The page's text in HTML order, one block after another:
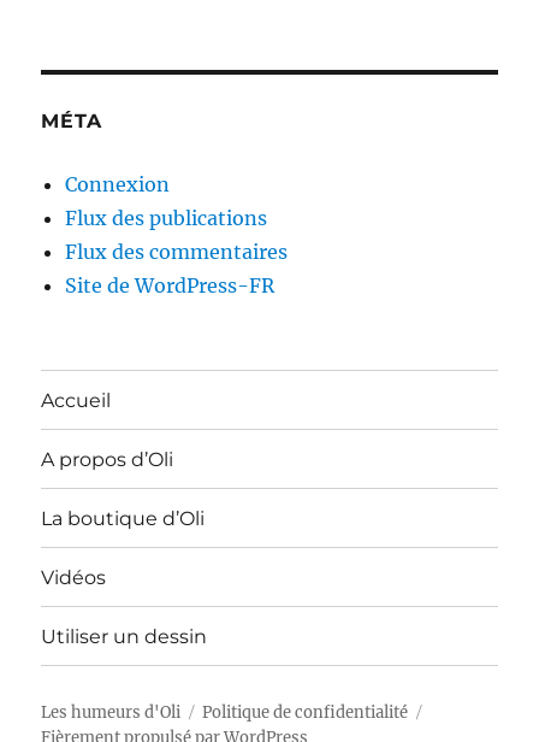
MÉTA
Connexion
Flux des publications
Flux des commentaires
Site de WordPress-FR
Accueil
A propos d’Oli
La boutique d’Oli
Vidéos
Utiliser un dessin
Les humeurs d'Oli
Politique de confidentialité